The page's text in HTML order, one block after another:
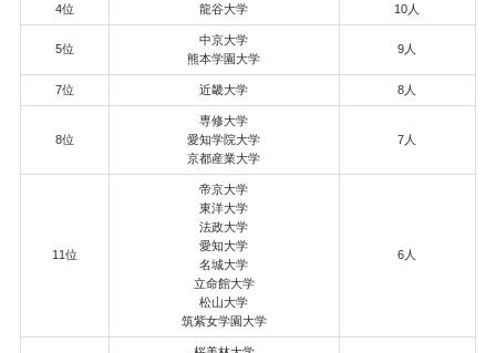
4位 龍谷大学 10人
5位
中京大学
熊本学園大学
9人
7位 近畿大学 8人
8位
専修大学
愛知学院大学
京都産業大学
7人
11位
帝京大学
東洋大学
法政大学
愛知大学
名城大学
立命館大学
松山大学
筑紫女学園大学
6人